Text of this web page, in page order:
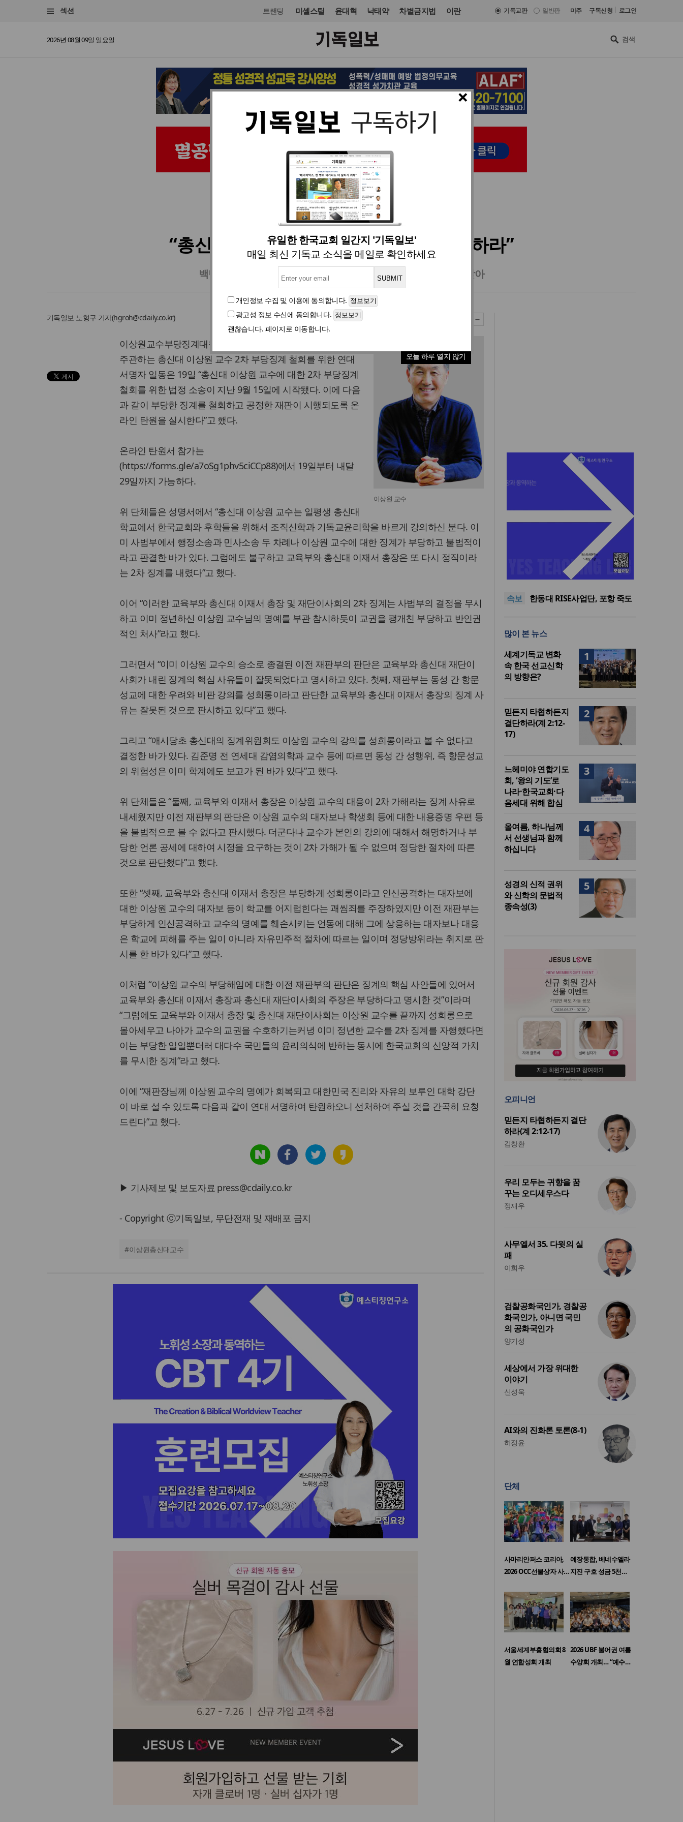
섹션 트랜딩 미셸스틸 윤대혁 낙태약 차별금지법 이란 기독교판 일반판 미주 구독신청 로그인
2026년 08월 09일 일요일
×
유일한 한국교회 일간지 '기독일보'
매일 최신 기독교 소식을 메일로 확인하세요
개인정보 수집 및 이용에 동의합니다.
광고성 정보 수신에 동의합니다.
괜찮습니다. 페이지로 이동합니다.
오늘 하루 열지 않기
교회일반 교회 입력 2022. 09. 19 15:10
“총신대 이상원 교수 2차 부당징계 철회하라”
백만기도서명 인권윤리포럼 등, 19일부터 온라인 탄원서 서명 받아
기독일보 노형구 기자(hgroh@cdaily.co.kr)
이상원 교수
이상원교수부당징계대책회의, 백만기도서명 인권윤리포럼이
주관하는 총신대 이상원 교수 2차 부당징계 철회를 위한 연대
서명자 일동은 19일 “총신대 이상원 교수에 대한 2차 부당징계
철회를 위한 법정 소송이 지난 9월 15일에 시작됐다. 이에 다음
과 같이 부당한 징계를 철회하고 공정한 재판이 시행되도록 온
라인 탄원을 실시한다”고 했다.
온라인 탄원서 참가는
(https://forms.gle/a7oSg1phv5ciCCp88)에서 19일부터 내달
29일까지 가능하다.
위 단체들은 성명서에서 “총신대 이상원 교수는 일평생 총신대
학교에서 한국교회와 후학들을 위해서 조직신학과 기독교윤리학을 바르게 강의하신 분다. 이
미 사법부에서 행정소송과 민사소송 두 차례나 이상원 교수에 대한 징계가 부당하고 불법적이
라고 판결한 바가 있다. 그럼에도 불구하고 교육부와 총신대 이재서 총장은 또 다시 정직이라
는 2차 징계를 내렸다”고 했다.
이어 “이러한 교육부와 총신대 이재서 총장 및 재단이사회의 2차 징계는 사법부의 결정을 무시
하고 이미 정년하신 이상원 교수님의 명예를 부관 참시하듯이 교권을 팽개친 부당하고 반인권
적인 처사”라고 했다.
그러면서 “이미 이상원 교수의 승소로 종결된 이전 재판부의 판단은 교육부와 총신대 재단이
사회가 내린 징계의 핵심 사유들이 잘못되었다고 명시하고 있다. 첫째, 재판부는 동성 간 항문
성교에 대한 우려와 비판 강의를 성희롱이라고 판단한 교육부와 총신대 이재서 총장의 징계 사
유는 잘못된 것으로 판시하고 있다”고 했다.
그리고 “애시당초 총신대의 징계위원회도 이상원 교수의 강의를 성희롱이라고 볼 수 없다고
결정한 바가 있다. 김준명 전 연세대 감염의학과 교수 등에 따르면 동성 간 성행위, 즉 항문성교
의 위험성은 이미 학계에도 보고가 된 바가 있다”고 했다.
위 단체들은 “둘째, 교육부와 이재서 총장은 이상원 교수의 대응이 2차 가해라는 징계 사유로
내세웠지만 이전 재판부의 판단은 이상원 교수의 대자보나 학생회 등에 대한 내용증명 우편 등
을 불법적으로 볼 수 없다고 판시했다. 더군다나 교수가 본인의 강의에 대해서 해명하거나 부
당한 언론 공세에 대하여 시정을 요구하는 것이 2차 가해가 될 수 없으며 정당한 절차에 따른
것으로 판단했다”고 했다.
또한 “셋째, 교육부와 총신대 이재서 총장은 부당하게 성희롱이라고 인신공격하는 대자보에
대한 이상원 교수의 대자보 등이 학교를 어지럽힌다는 괘씸죄를 주장하였지만 이전 재판부는
부당하게 인신공격하고 교수의 명예를 훼손시키는 언동에 대해 그에 상응하는 대자보나 대응
은 학교에 피해를 주는 일이 아니라 자유민주적 절차에 따르는 일이며 정당방위라는 취지로 판
시를 한 바가 있다”고 했다.
이처럼 “이상원 교수의 부당해임에 대한 이전 재판부의 판단은 징계의 핵심 사안들에 있어서
교육부와 총신대 이재서 총장과 총신대 재단이사회의 주장은 부당하다고 명시한 것”이라며
“그럼에도 교육부와 이재서 총장 및 총신대 재단이사회는 이상원 교수를 끝까지 성희롱으로
몰아세우고 나아가 교수의 교권을 수호하기는커녕 이미 정년한 교수를 2차 징계를 자행했다면
이는 부당한 일일뿐더러 대다수 국민들의 윤리의식에 반하는 동시에 한국교회의 신앙적 가치
를 무시한 징계”라고 했다.
이에 “재판장님께 이상원 교수의 명예가 회복되고 대한민국 진리와 자유의 보루인 대학 강단
이 바로 설 수 있도록 다음과 같이 연대 서명하여 탄원하오니 선처하여 주실 것을 간곡히 요청
드린다”고 했다.
▶ 기사제보 및 보도자료 press@cdaily.co.kr
- Copyright ⓒ기독일보, 무단전재 및 재배포 금지
#이상원총신대교수
속보
세계기독교 변화 속 한국 선교
신학의 방향은?
대전 시민·학부모단체, ‘성평등
희망의 미래를 향하여”
한동대 RISE사업단, 포항 죽도
대전 유치
신학의 방향은?
대전 시민·학부모단체, ‘성평등
복지국’ 조직개편안 철회 촉구
많이 본 뉴스
1
세계기독교 변화
속 한국 선교신학
의 방향은?
2
믿든지 타협하든지
결단하라(계 2:12-
17)
3
느헤미야 연합기도
회, ‘왕의 기도’로
나라·한국교회·다
음세대 위해 합심
4
올여름, 하나님께
서 선생님과 함께
하십니다
5
성경의 신적 권위
와 신학의 문법적
종속성(3)
오피니언
믿든지 타협하든지 결단
하라(계 2:12-17)
김창환
우리 모두는 귀향을 꿈
꾸는 오디세우스다
정재우
사무엘서 35. 다윗의 실
패
이희우
검찰공화국인가, 경찰공
화국인가, 아니면 국민
의 공화국인가
양기성
세상에서 가장 위대한
이야기
신성욱
AI와의 진화론 토론(8-1)
허정윤
단체
사마리안퍼스 코리아,
2026 OCC선물상자 사…
예장통합, 베네수엘라
지진 구호 성금 5천…
서울세계부흥협의회 8
월 연합성회 개최
2026 UBF 불어권 여름
수양회 개최… “예수…